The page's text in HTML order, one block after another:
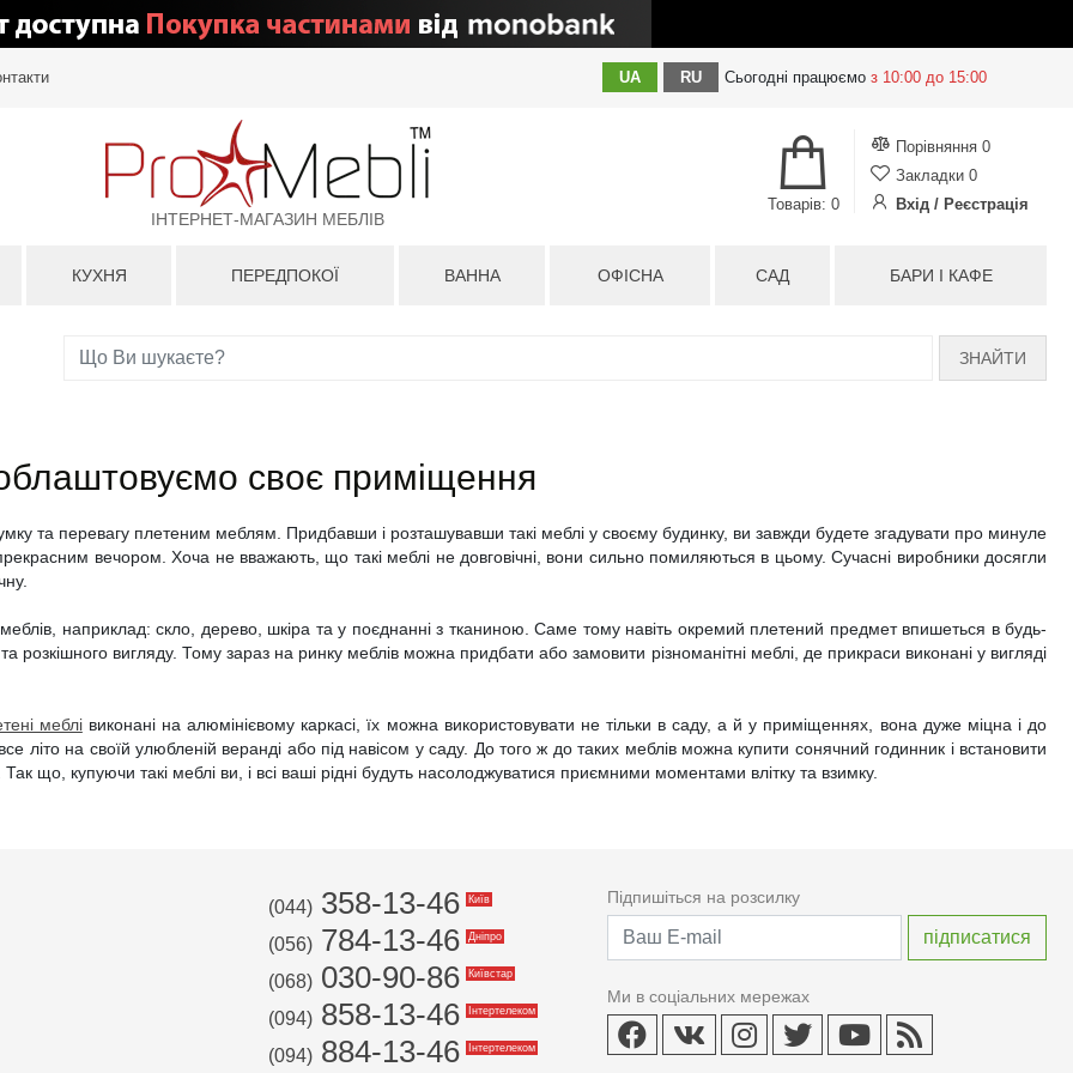
UA RU Сьогодні працюємо з 10:00 до 15:00
ІНТЕРНЕТ-МАГАЗИН МЕБЛІВ
Порівняння 0
Закладки 0
Вхід / Реєстрація
Товарів: 0
КУХНЯ ПЕРЕДПОКОЇ ВАННА ОФІСНА САД БАРИ І КАФЕ
ЗНАЙТИ
своє приміщення
та перевагу плетеним меблям. Придбавши і розташувавши такі меблі у своєму будинку, ви завжди будете згадувати про минуле
вечором. Хоча не вважають, що такі меблі не довговічні, вони сильно помиляються в цьому. Сучасні виробники досягли
наприклад: скло, дерево, шкіра та у поєднанні з тканиною. Саме тому навіть окремий плетений предмет впишеться в будь-
вигляду. Тому зараз на ринку меблів можна придбати або замовити різноманітні меблі, де прикраси виконані у вигляді
меблівиконані на алюмінієвому каркасі, їх можна використовувати не тільки в саду, а й у приміщеннях, вона дуже міцна і до
літо на своїй улюбленій веранді або під навісом у саду. До того ж до таких меблів можна купити сонячний годинник і встановити
що, купуючи такі меблі ви, і всі ваші рідні будуть насолоджуватися приємними моментами влітку та взимку.
(044) 358-13-46 Київ
(056) 784-13-46 Дніпро
(068) 030-90-86 Київстар
(094) 858-13-46 Інтертелеком
(094) 884-13-46 Інтертелеком
Підпишіться на розсилку
Ми в соціальних мережах